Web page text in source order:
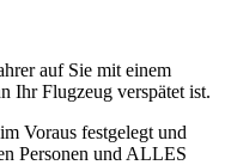
auf Sie mit einem
Ihr Flugzeug verspätet ist.
Voraus festgelegt und
Personen und ALLES